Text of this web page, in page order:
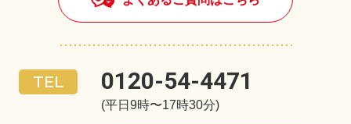
0120-54-4471
(平日9時〜17時30分)